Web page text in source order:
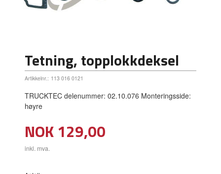
Tetning, topplokkdeksel
Artikkelnr.: 113 016 0121
TRUCKTEC delenummer: 02.10.076 Monteringsside:
høyre
Pris
NOK129,00
inkl. mva.